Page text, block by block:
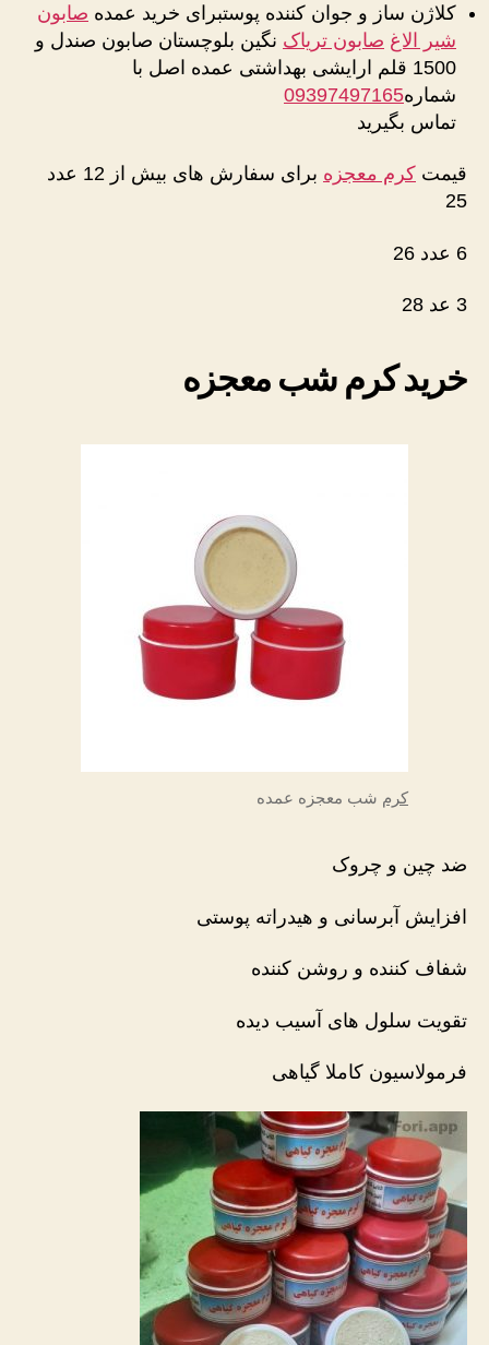
کلاژن ساز و جوان کننده پوستبرای خرید عمده صابون
شیر الاغ صابون تریاک نگین بلوچستان صابون صندل و
1500 قلم ارایشی بهداشتی عمده اصل با
شماره09397497165
تماس بگیرید
قیمت کرم معجزه
برای سفارش های بیش از 12 عدد
25
6 عدد 26
3 عد 28
خرید کرم شب معجزه
کرم شب معجزه عمده
ضد چین و چروک
افزایش آبرسانی و هیدراته پوستی
شفاف کننده و روشن کننده
تقویت سلول های آسیب دیده
فرمولاسیون کاملا گیاهی